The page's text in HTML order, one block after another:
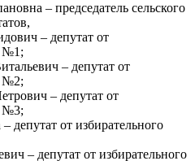
– председатель сельского
– депутат от
№1;
– депутат от
№2;
– депутат от
№3;
от избирательного
– депутат от избирательного